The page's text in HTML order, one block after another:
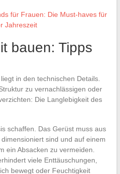
für Frauen: Die Must-haves für
Jahreszeit
bauen: Tipps
in den technischen Details.
zu vernachlässigen oder
Die Langlebigkeit des
schaffen. Das Gerüst muss aus
sind und auf einem
ein Absacken zu vermeiden.
viele Enttäuschungen,
bewegt oder Feuchtigkeit